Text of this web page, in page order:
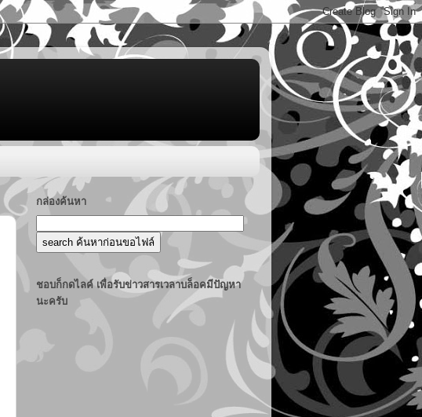
กล่องค้นหา
ชอบก็กดไลค์ เพื่อรับข่าวสารเวลาบล็อคมีปัญหา
นะครับ